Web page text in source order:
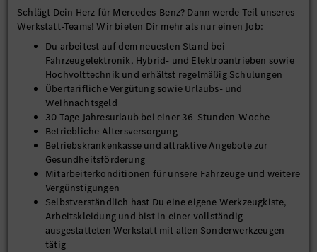
Schlägt Dein Herz für Mercedes-Benz? Dann werde Teil unseres
Werkstatt-Teams! Wir bieten Dir mehr als nur einen Job:
Du arbeitest auf dem neuesten Stand bei
Fahrzeugelektronik, Hybrid- und Elektroantrieben sowie
Hochvolttechnik und erhältst regelmäßig Schulungen
Übertarifliche Vergütung sowie Urlaubs- und
Weihnachtsgeld
30 Tage Jahresurlaub bei einer 36-Stunden-Woche
Betriebliche Altersversorgung
Betriebskrankenkasse und attraktive Angebote zur
Gesundheitsförderung
Mitarbeiterkonditionen für unsere Fahrzeuge und weitere
Vergünstigungen
Selbstverständlich hast Du eine eigene Werkzeugkiste,
Arbeitskleidung und bist in einer vollständig
ausgestatteten Werkstatt mit allen Sonderwerkzeugen
tätig